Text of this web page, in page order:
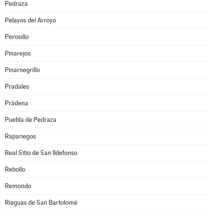
Pedraza
Pelayos del Arroyo
Perosillo
Pinarejos
Pinarnegrillo
Pradales
Prádena
Puebla de Pedraza
Rapariegos
Real Sitio de San Ildefonso
Rebollo
Remondo
Riaguas de San Bartolomé